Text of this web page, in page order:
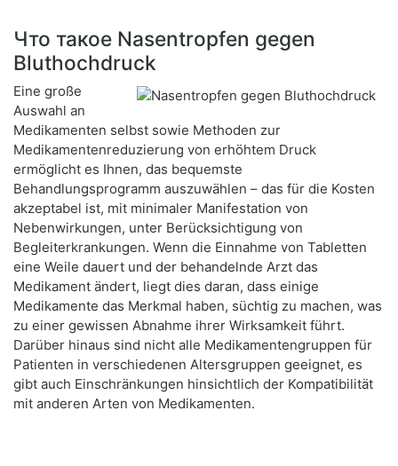
Что такое Nasentropfen gegen
Bluthochdruck
Eine große
Auswahl an
Medikamenten selbst sowie Methoden zur
Medikamentenreduzierung von erhöhtem Druck
ermöglicht es Ihnen, das bequemste
Behandlungsprogramm auszuwählen – das für die Kosten
akzeptabel ist, mit minimaler Manifestation von
Nebenwirkungen, unter Berücksichtigung von
Begleiterkrankungen. Wenn die Einnahme von Tabletten
eine Weile dauert und der behandelnde Arzt das
Medikament ändert, liegt dies daran, dass einige
Medikamente das Merkmal haben, süchtig zu machen, was
zu einer gewissen Abnahme ihrer Wirksamkeit führt.
Darüber hinaus sind nicht alle Medikamentengruppen für
Patienten in verschiedenen Altersgruppen geeignet, es
gibt auch Einschränkungen hinsichtlich der Kompatibilität
mit anderen Arten von Medikamenten.